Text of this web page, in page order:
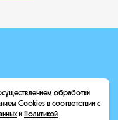
обработки
Cookies в соответствии с
иПолитикой